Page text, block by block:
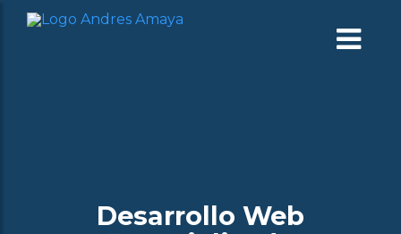
Desarrollo Web